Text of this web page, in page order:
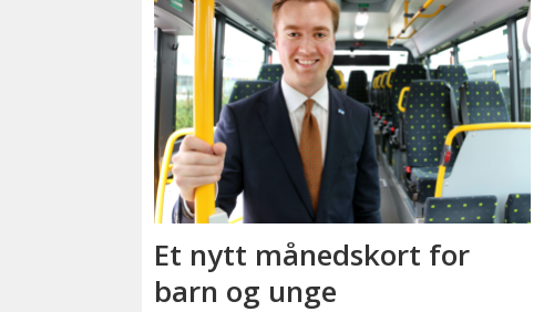
Et nytt månedskort for
barn og unge